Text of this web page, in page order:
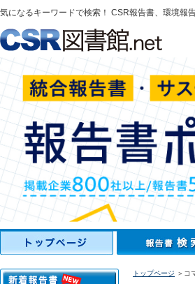
気になるキーワードで検索！ CSR報告書、環境報
トップページ ＞コ